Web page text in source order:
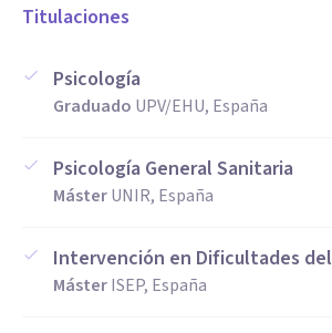
Titulaciones
Psicología
Graduado UPV/EHU, España
Psicología General Sanitaria
MásterUNIR, España
Intervención en Dificultades
MásterISEP, España